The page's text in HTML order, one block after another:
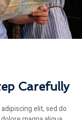
Carefully
elit, sed do